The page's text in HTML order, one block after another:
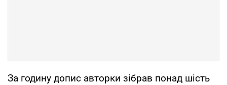
За годину допис авторки зібрав понад шість